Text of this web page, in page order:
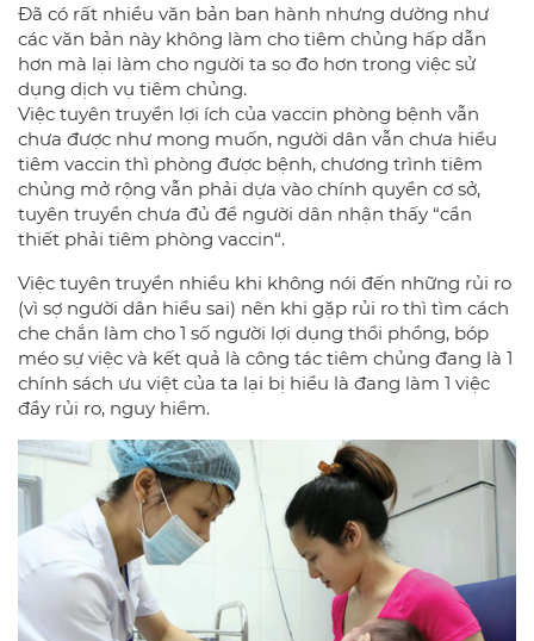
Đã có rất nhiều văn bản ban hành nhưng dường như
các văn bản này không làm cho tiêm chủng hấp dẫn
hơn mà lại làm cho người ta so đo hơn trong việc sử
dụng dịch vụ tiêm chủng.
Việc tuyên truyền lợi ích của vaccin phòng bệnh vẫn
chưa được như mong muốn, người dân vẫn chưa hiểu
tiêm vaccin thì phòng được bệnh, chương trình tiêm
chủng mở rộng vẫn phải dựa vào chính quyền cơ sở,
tuyên truyền chưa đủ để người dân nhận thấy “cần
thiết phải tiêm phòng vaccin“.
Việc tuyên truyền nhiều khi không nói đến những rủi ro
(vì sợ người dân hiểu sai) nên khi gặp rủi ro thì tìm cách
che chắn làm cho 1 số người lợi dụng thổi phồng, bóp
méo sự việc và kết quả là công tác tiêm chủng đang là 1
chính sách ưu việt của ta lại bị hiểu là đang làm 1 việc
đầy rủi ro, nguy hiểm.